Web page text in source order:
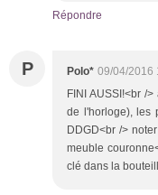
Répondre
P Polo* 09/04/2016
FINI AUSSI!<br /
de l'horloge), les
DDGD<br />
meuble
clé dans la